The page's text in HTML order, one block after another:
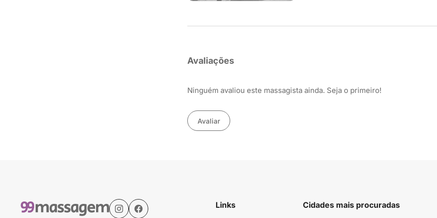
Avaliações
Ninguém avaliou este massagista ainda. Seja o primeiro!
Avaliar
Links Cidades mais procuradas